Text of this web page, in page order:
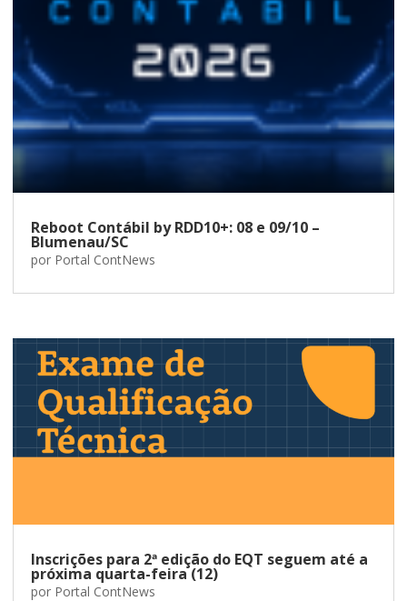
Reboot Contábil by RDD10+: 08 e 09/10 –
Blumenau/SC
por Portal ContNews
Inscrições para 2ª edição do EQT seguem até a
próxima quarta-feira (12)
por Portal ContNews